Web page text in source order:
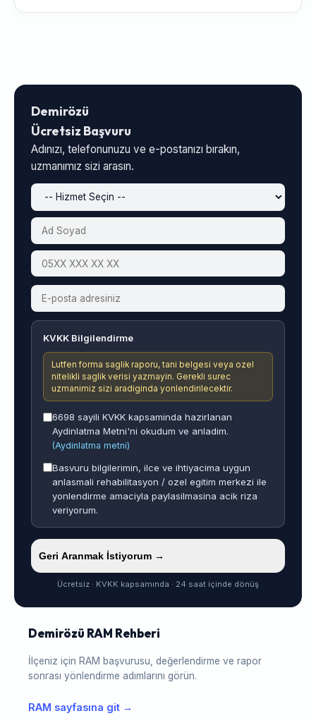
Demirözü
Ücretsiz Başvuru
Adınızı, telefonunuzu ve e-postanızı bırakın,
uzmanımız sizi arasın.
KVKK Bilgilendirme
Lutfen forma saglik raporu, tani belgesi veya ozel
nitelikli saglik verisi yazmayin. Gerekli surec
uzmanimiz sizi aradiginda yonlendirilecektir.
6698 sayili KVKK kapsaminda hazirlanan
Aydinlatma Metni'ni okudum ve anladim.
(Aydinlatma metni)
Basvuru bilgilerimin, ilce ve ihtiyacima uygun
anlasmali rehabilitasyon / ozel egitim merkezi ile
yonlendirme amaciyla paylasilmasina acik riza
veriyorum.
Geri Aranmak İstiyorum →
Ücretsiz · KVKK kapsamında · 24 saat içinde dönüş
Demirözü RAM Rehberi
İlçeniz için RAM başvurusu, değerlendirme ve rapor
sonrası yönlendirme adımlarını görün.
RAM sayfasına git →